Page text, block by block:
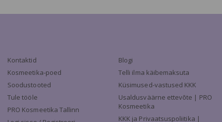
Kontaktid
Kosmeetika-poed
Soodustooted
Tule tööle
PRO Kosmeetika Tallinn
Blogi
Telli ilma käibemaksuta
Küsimused-vastused KKK
Usaldusväärne ettevõte | PRO
Kosmeetika
KKK ja Privaatsuspoliitika |